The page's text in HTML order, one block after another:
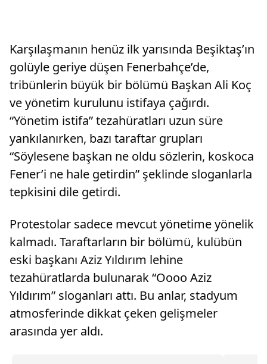
Karşılaşmanın henüz ilk yarısında Beşiktaş’ın
golüyle geriye düşen Fenerbahçe’de,
tribünlerin büyük bir bölümü Başkan Ali Koç
ve yönetim kurulunu istifaya çağırdı.
“Yönetim istifa” tezahüratları uzun süre
yankılanırken, bazı taraftar grupları
“Söylesene başkan ne oldu sözlerin, koskoca
Fener’i ne hale getirdin” şeklinde sloganlarla
tepkisini dile getirdi.
Protestolar sadece mevcut yönetime yönelik
kalmadı. Taraftarların bir bölümü, kulübün
eski başkanı Aziz Yıldırım lehine
tezahüratlarda bulunarak “Oooo Aziz
Yıldırım” sloganları attı. Bu anlar, stadyum
atmosferinde dikkat çeken gelişmeler
arasında yer aldı.